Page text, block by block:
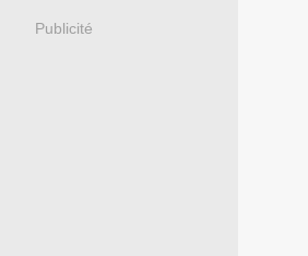
Publicité